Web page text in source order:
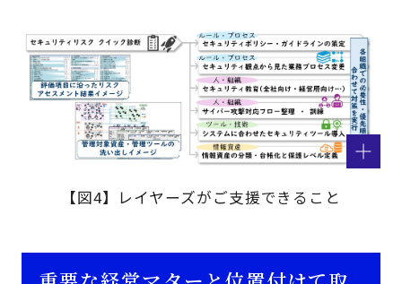
【図4】レイヤーズがご支援できること